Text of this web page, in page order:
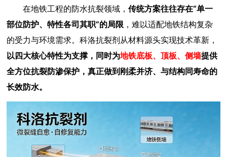
在地铁工程的防水抗裂领域，传统方案往往存在“单一
部位防护、特性各司其职”的局限 ，难以适配地铁结构复杂
的受力与环境需求。科洛抗裂剂从材料源头实现技术革新，
以四大核心特性为支撑，同时为地铁底板、顶板、侧墙提供
全方位抗裂防渗保护，真正做到刚柔并济、与结构同寿命的
长效防水。